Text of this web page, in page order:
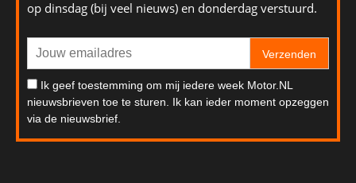
op dinsdag (bij veel nieuws) en donderdag verstuurd.
Verzenden
Ik geef toestemming om mij iedere week Motor.NL
nieuwsbrieven toe te sturen. Ik kan ieder moment opzeggen
via de nieuwsbrief.